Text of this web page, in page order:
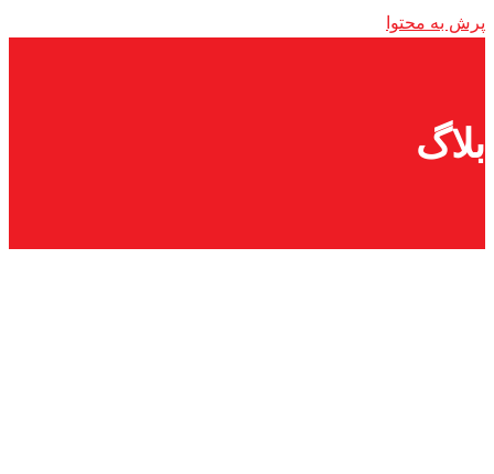
پرش به محتوا
بلاگ